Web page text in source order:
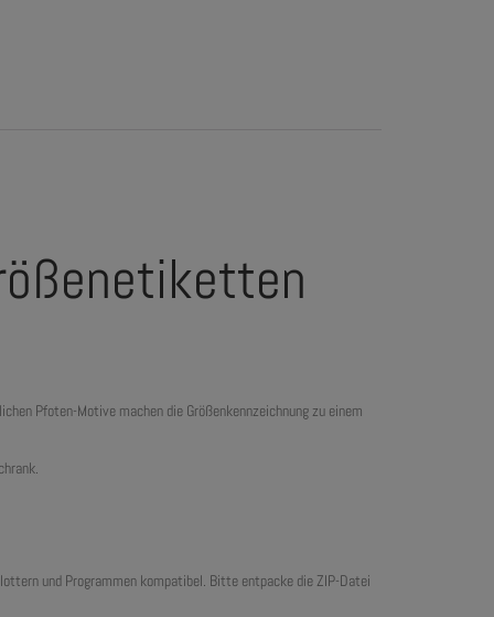
Pfoten-Motive machen die Größenkennzeichnung zu einem
und Programmen kompatibel. Bitte entpacke die ZIP-Datei